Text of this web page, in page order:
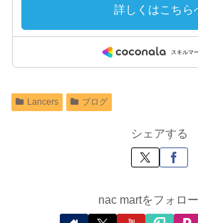
Lancers ブログ
シェアする
nac martをフォロ